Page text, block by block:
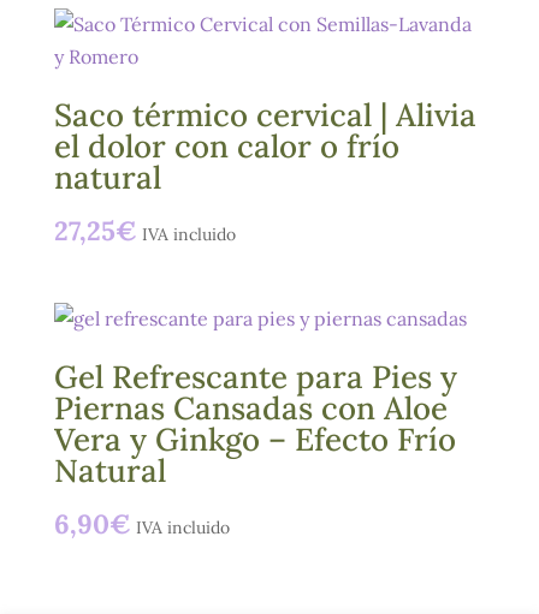
Saco térmico cervical | Alivia
el dolor con calor o frío
natural
27,25€ IVA incluido
Gel Refrescante para Pies y
Piernas Cansadas con Aloe
Vera y Ginkgo – Efecto Frío
Natural
6,90€ IVA incluido